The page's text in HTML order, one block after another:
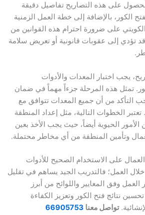
هذه التصاريح تفاصيل دقيقة
بالإضافة إلى خطة العمل الزمنية
على ضرورة احترام هذه القوانين من
عقوبات قانونية أو تعريض سلامة
المعدات والأدوات
هذه المرحلة جزءاً مهماً في ضمان
من أن جميع المعدات تتوافق مع
التالية، مثل إعداد المنطقة
أيضاً، حيث يجب الأخذ بعين
المنطقة من أي مخاطر محتملة.
الاستخدام الصحيح للأدوات
فالتدريب الجيد يساهم في تقليل
المعايير واللوائح من أبرز
فتح الكور وتعزيز الكفاءة
تواصل معنا66905753